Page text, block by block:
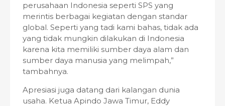
perusahaan Indonesia seperti SPS yang
merintis berbagai kegiatan dengan standar
global. Seperti yang tadi kami bahas, tidak ada
yang tidak mungkin dilakukan di Indonesia
karena kita memiliki sumber daya alam dan
sumber daya manusia yang melimpah,”
tambahnya.
Apresiasi juga datang dari kalangan dunia
usaha. Ketua Apindo Jawa Timur, Eddy